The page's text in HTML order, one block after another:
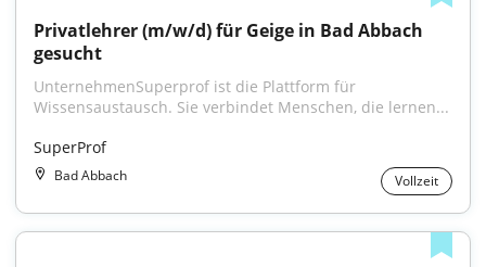
Privatlehrer (m/w/d) für Geige in Bad Abbach
gesucht
UnternehmenSuperprof ist die Plattform für
Wissensaustausch. Sie verbindet Menschen, die lernen...
SuperProf
Bad Abbach Vollzeit